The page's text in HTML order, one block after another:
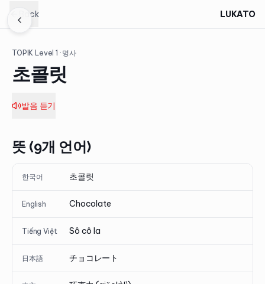
Back LUKATO
TOPIK Level1 · 명사
초콜릿
발음 듣기
뜻 (9개 언어)
한국어 초콜릿
English Chocolate
Tiếng Việt Sô cô la
日本語 チョコレート